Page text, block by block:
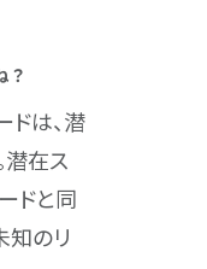
？
ドは、潜
潜在ス
ドと同
知のリ